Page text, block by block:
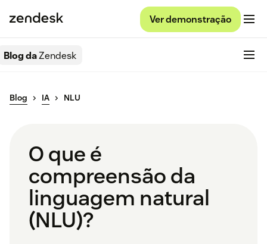
Ver demonstração
Blog daZendesk
Blog IA NLU
O que é
compreensão da
linguagem natural
(NLU)?